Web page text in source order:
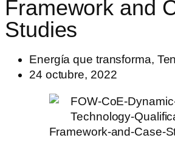
Framework and
Studies
Energía que transforma,
24 octubre, 2022